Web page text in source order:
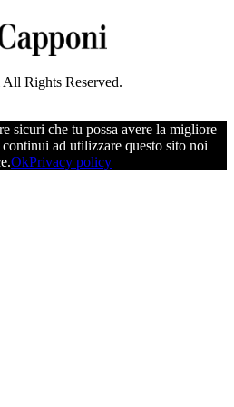
Rights Reserved.
sicuri che tu possa avere la migliore
ad utilizzare questo sito noi
OkPrivacy policy